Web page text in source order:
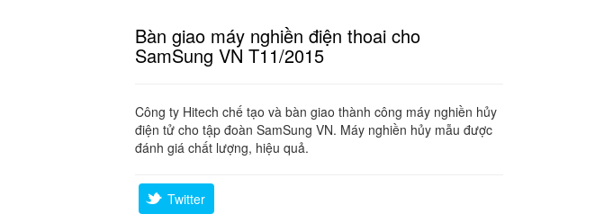
Bàn giao máy nghiền điện thoai cho
SamSung VN T11/2015
Công ty Hitech chế tạo và bàn giao thành công máy nghiền hủy
điện tử cho tập đoàn SamSung VN. Máy nghiền hủy mẫu được
đánh giá chất lượng, hiệu quả.
Twitter